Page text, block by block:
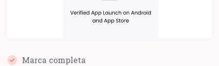
Marca completa